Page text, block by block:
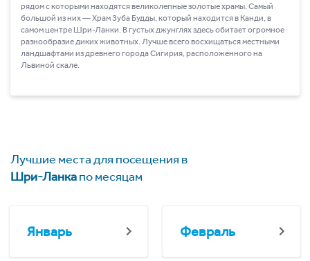
рядом с которыми находятся великолепные золотые храмы. Самый
большой из них ― Храм Зуба Будды, который находится в Канди, в
самом центре Шри-Ланки. В густых джунглях здесь обитает огромное
разнообразие диких животных. Лучше всего восхищаться местными
ландшафтами из древнего города Сигирия, расположенного на
Львиной скале.
Лучшие места для посещения в
Шри-Ланкапо месяцам
Январь Февраль